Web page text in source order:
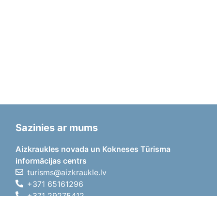
Sazinies ar mums
Aizkraukles novada un Kokneses Tūrisma
informācijas centrs
turisms@aizkraukle.lv
+371 65161296
+371 29275412